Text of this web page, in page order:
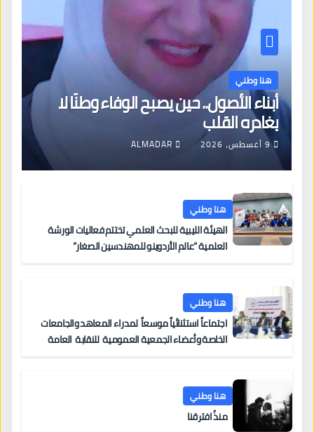
هنا وطني
أبناء الأصول.. حين يصبح الوفاء وطنًا لا
يغادره القلب
9 أغسطس، 2026 ALMADAR
هنا وطني
الهيئة الليبية للبحث العلمي تختتم فعاليات الورشة
العلمية “عالم الأردوينو للمهندسين الصغار”
هنا وطني
اجتماعاً استثنائياً موسعاً لمدراء المعاهد والجامعات
الخاصة وأعضاء الجمعية العمومية للنقابة العامة
هنا وطني
منذُ افترقنا